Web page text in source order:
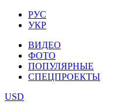
РУС
УКР
ВИДЕО
ФОТО
ПОПУЛЯРНЫЕ
СПЕЦПРОЕКТЫ
USD